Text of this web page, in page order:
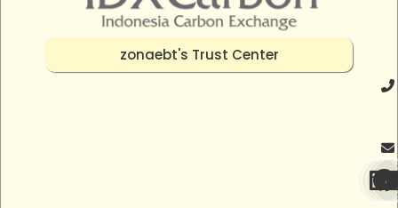
zonaebt's Trust Center